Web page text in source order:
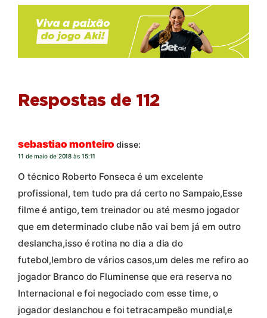
Respostas de 112
sebastiao monteiro disse:
11 de maio de 2018 às 15:11
O técnico Roberto Fonseca é um excelente
profissional, tem tudo pra dá certo no Sampaio,Esse
filme é antigo, tem treinador ou até mesmo jogador
que em determinado clube não vai bem já em outro
deslancha,isso é rotina no dia a dia do
futebol,lembro de vários casos,um deles me refiro ao
jogador Branco do Fluminense que era reserva no
Internacional e foi negociado com esse time, o
jogador deslanchou e foi tetracampeão mundial,e